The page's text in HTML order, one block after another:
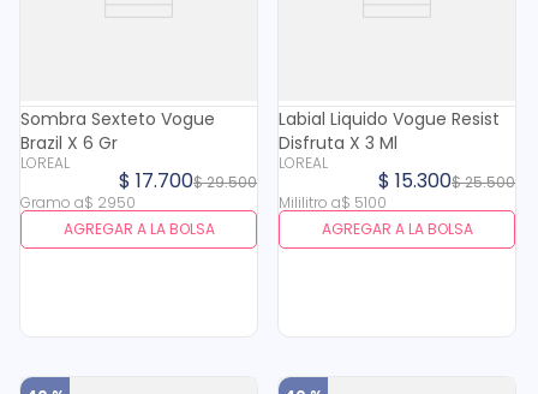
Sombra Sexteto Vogue
Brazil X 6 Gr
LOREAL
$29.500
$ 17.700
Gramo a$ 2950
AGREGAR A LA BOLSA
Labial Liquido Vogue Resist
Disfruta X 3 Ml
LOREAL
$25.500
$ 15.300
Mililitro a$ 5100
AGREGAR A LA BOLSA